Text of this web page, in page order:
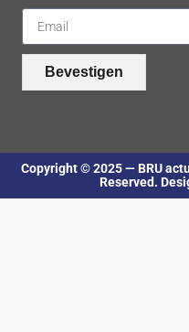
Bevestigen
Copyright © 2025 — BRU
Reserved.